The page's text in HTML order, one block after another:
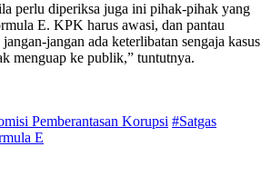
perlu diperiksa juga ini pihak-pihak yang
E. KPK harus awasi, dan pantau
jangan ada keterlibatan sengaja kasus
menguap ke publik,” tuntutnya.
Pemberantasan Korupsi #Satgas
E